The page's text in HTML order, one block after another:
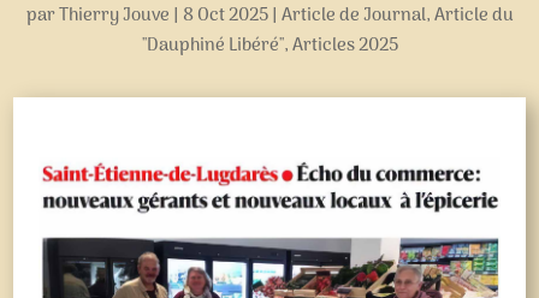
parThierry Jouve | 8 Oct 2025| Article de Journal,Article du
"Dauphiné Libéré",Articles 2025